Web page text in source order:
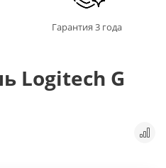
Гарантия 3 года
Logitech G